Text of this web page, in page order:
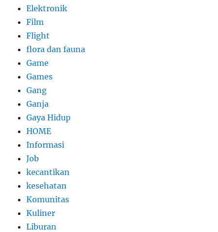
Elektronik
Film
Flight
flora dan fauna
Game
Games
Gang
Ganja
Gaya Hidup
HOME
Informasi
Job
kecantikan
kesehatan
Komunitas
Kuliner
Liburan